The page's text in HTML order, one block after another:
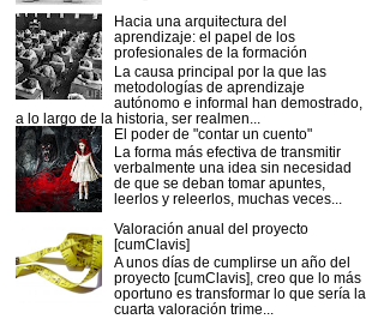
Hacia una arquitectura del
aprendizaje: el papel de los
profesionales de la formación
La causa principal por la que las
metodologías de aprendizaje
autónomo e informal han demostrado,
a lo largo de la historia, ser realmen...
El poder de "contar un cuento"
La forma más efectiva de transmitir
verbalmente una idea sin necesidad
de que se deban tomar apuntes,
leerlos y releerlos, muchas veces...
Valoración anual del proyecto
[cumClavis]
A unos días de cumplirse un año del
proyecto [cumClavis], creo que lo más
oportuno es transformar lo que sería la
cuarta valoración trime...